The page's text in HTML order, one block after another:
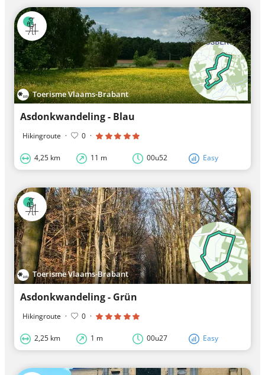
Toerisme Vlaams-Brabant
Asdonkwandeling - Blau
Hikingroute · 0 ·
4,25 km 11 m 00u52 Easy
Toerisme Vlaams-Brabant
Asdonkwandeling - Grün
Hikingroute · 0 ·
2,25 km 1 m 00u27 Easy